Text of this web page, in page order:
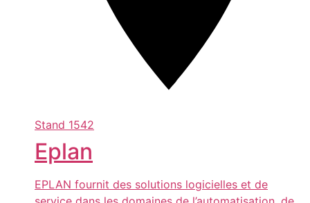
Stand 1542
Eplan
EPLAN fournit des solutions logicielles et de